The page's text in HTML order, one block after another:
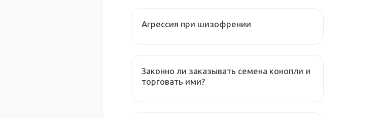
Агрессия при шизофрении
Законно ли заказывать семена конопли и
торговать ими?